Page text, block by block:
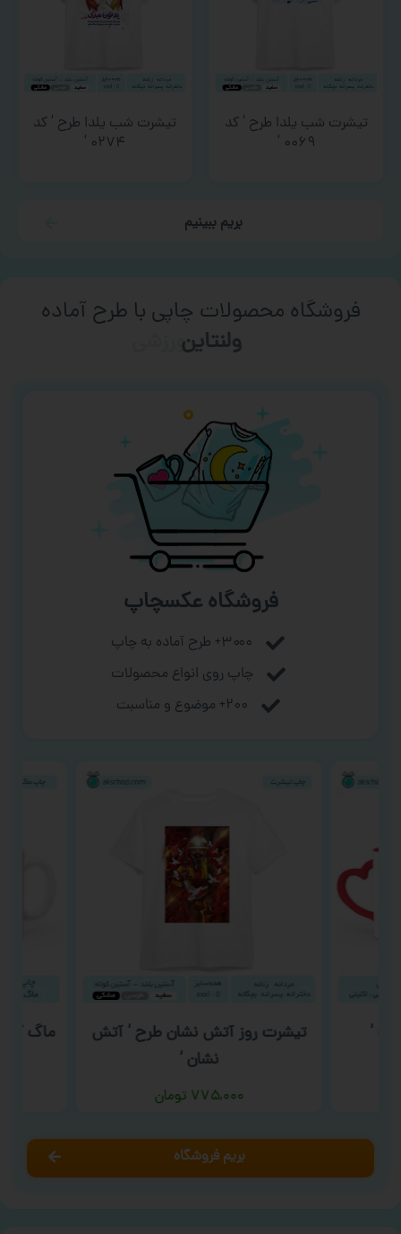
تیشرت شب یلدا طرح ‘ کد
۰۰۶۹ ‘
تیشرت شب یلدا طرح ‘ کد
۰۲۷۴ ‘
بریم ببینیم
فروشگاه محصولات چاپی با طرح آماده
ورزشی
فروشگاه عکسچاپ
۳۰۰۰+ طرح آماده به چاپ
چاپ روی انواع محصولات
۲۰۰+ موضوع و مناسبت
‘
تیشرت روز آتش نشان طرح ‘ آتش
نشان ‘
۷۷۵,۰۰۰ تومان
ماگ
بریم فروشگاه